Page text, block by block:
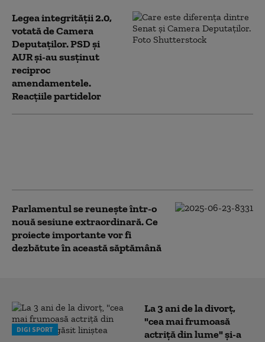
Legea integrității 2.0,
votată de Camera
Deputaților. PSD și
AUR și-au susținut
reciproc
amendamentele.
Reacțiile partidelor
Parlamentul se reunește într-o
nouă sesiune extraordinară. Ce
proiecte importante vor fi
dezbătute în această săptămână
DIGI SPORT
La 3 ani de la divorț,
"cea mai frumoasă
actriță din lume" și-a